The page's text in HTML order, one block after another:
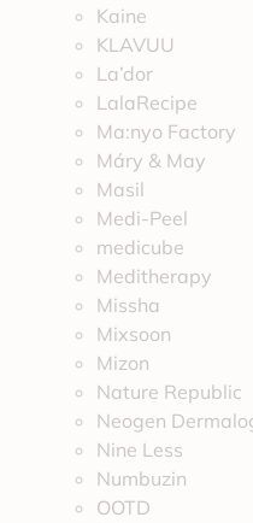
Kaine
KLAVUU
La’dor
LalaRecipe
Ma:nyo Factory
Máry & May
Masil
Medi-Peel
medicube
Meditherapy
Missha
Mixsoon
Mizon
Nature Republic
Neogen
Nine Less
Numbuzin
OOTD